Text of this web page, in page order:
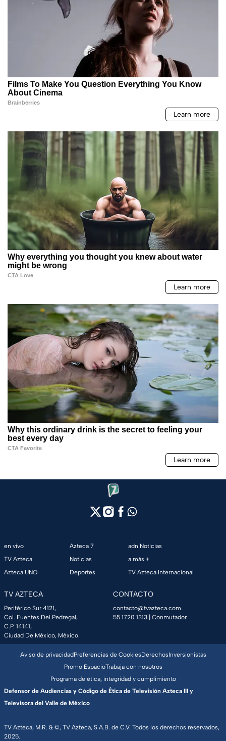
en vivo
TV Azteca
Azteca UNO
Azteca 7
Noticias
Deportes
adn Noticias
a más +
TV Azteca Internacional
TV AZTECA
Periférico Sur 4121,
Col. Fuentes Del Pedregal,
C.P. 14141,
Ciudad De México, México.
CONTACTO
contacto@tvazteca.com
55 1720 1313 | Conmutador
TV Azteca, M.R. & ©, TV Azteca, S.A.B. de C.V. Todos los derechos reservados,
2025.
Aviso de privacidadPreferencias de CookiesDerechosInversionistas
Promo EspacioTrabaja con nosotros
Programa de ética, integridad y cumplimiento
Defensor de Audiencias y Código de Ética de Televisión Azteca III y
Televisora del Valle de México